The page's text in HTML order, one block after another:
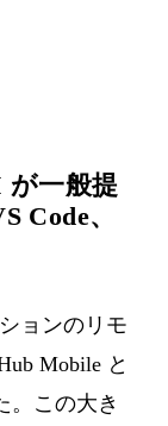
が一般提
Code、
ョンのリモ
Mobile と
。この大き